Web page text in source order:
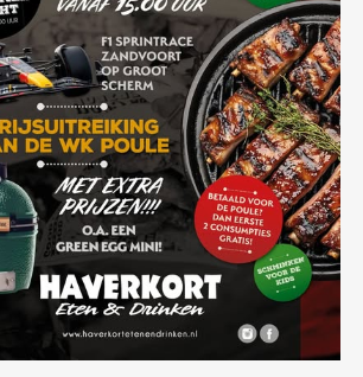
t
e
n
Z
o
e
k
e
w
e
e
r
g
a
v
e
n